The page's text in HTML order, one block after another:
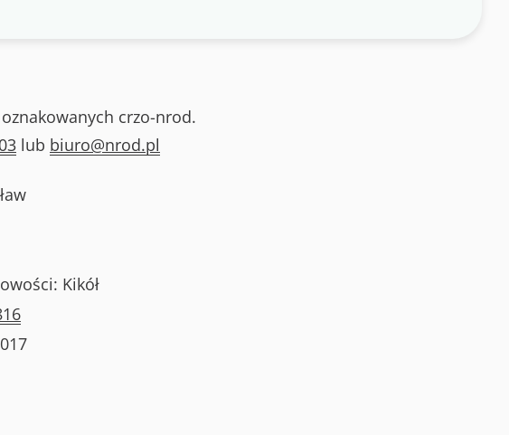
crzo-nrod.
lub biuro@nrod.pl
Kikół